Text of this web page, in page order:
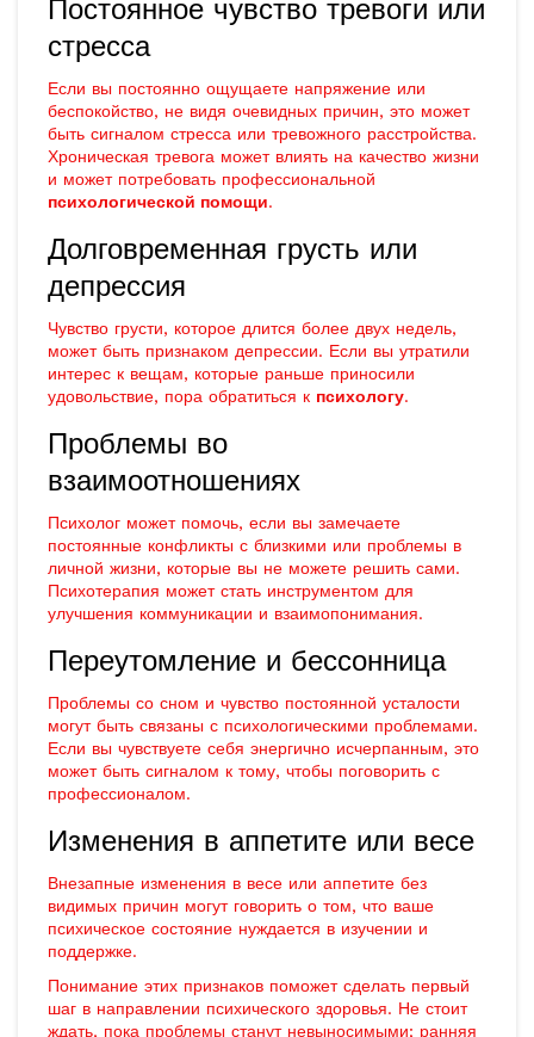
Постоянное чувство тревоги или
стресса
Если вы постоянно ощущаете напряжение или
беспокойство, не видя очевидных причин, это может
быть сигналом стресса или тревожного расстройства.
Хроническая тревога может влиять на качество жизни
и может потребовать профессиональной
психологической помощи.
Долговременная грусть или
депрессия
Чувство грусти, которое длится более двух недель,
может быть признаком депрессии. Если вы утратили
интерес к вещам, которые раньше приносили
удовольствие, пора обратиться к психологу.
Проблемы во
взаимоотношениях
Психолог может помочь, если вы замечаете
постоянные конфликты с близкими или проблемы в
личной жизни, которые вы не можете решить сами.
Психотерапия может стать инструментом для
улучшения коммуникации и взаимопонимания.
Переутомление и бессонница
Проблемы со сном и чувство постоянной усталости
могут быть связаны с психологическими проблемами.
Если вы чувствуете себя энергично исчерпанным, это
может быть сигналом к тому, чтобы поговорить с
профессионалом.
Изменения в аппетите или весе
Внезапные изменения в весе или аппетите без
видимых причин могут говорить о том, что ваше
психическое состояние нуждается в изучении и
поддержке.
Понимание этих признаков поможет сделать первый
шаг в направлении психического здоровья. Не стоит
ждать, пока проблемы станут невыносимыми; ранняя